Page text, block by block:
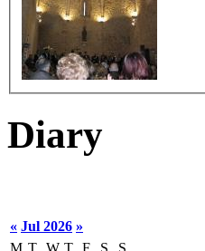
Diary
« Jul 2026 »
M T W T F S
S